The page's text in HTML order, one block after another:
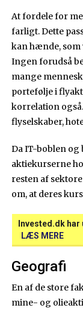
At fordele for
farligt. Dette
kan hænde, som
Ingen forudså
mange
portefølje i
korrelation
flyselskaber,
Da IT-boblen
aktiekurserne
resten af
om, at deres
Invested.dk har
LÆS MERE
Geografi
En af de store
mine- og